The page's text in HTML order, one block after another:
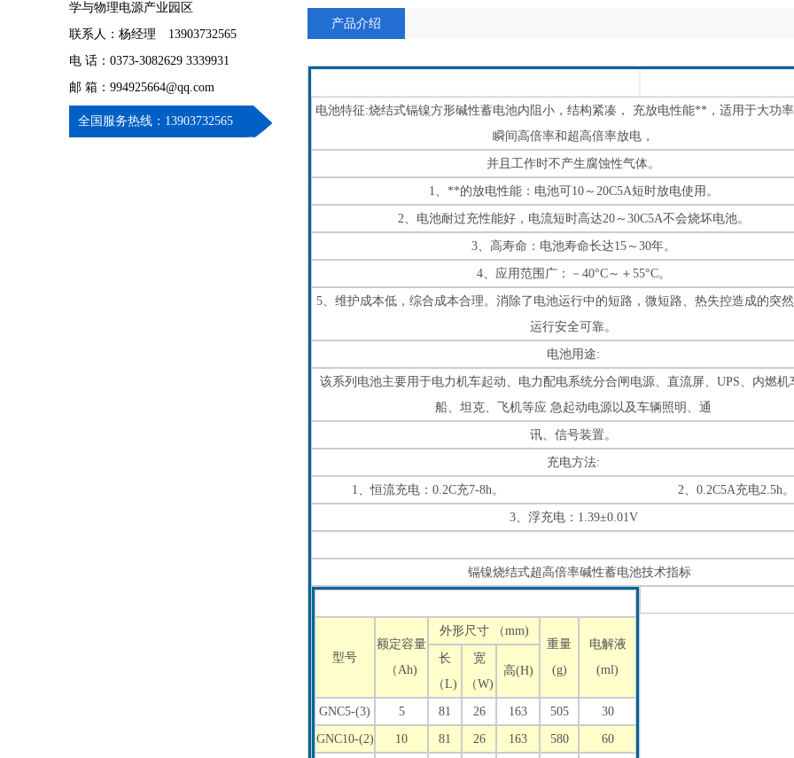
学与物理电源产业园区
联系人：杨经理 13903732565
电 话：0373-3082629 3339931
邮 箱：994925664@qq.com
全国服务热线：13903732565
产品介绍
电池特征:烧结式镉镍方形碱性蓄电池内阻小，结构紧凑， 充放电性能**，适用于大功率
瞬间高倍率和超高倍率放电，
并且工作时不产生腐蚀性气体。
1、**的放电性能：电池可10～20C5A短时放电使用。
2、电池耐过充性能好，电流短时高达20～30C5A不会烧坏电池。
3、高寿命：电池寿命长达15～30年。
4、应用范围广：－40°C～＋55°C。
5、维护成本低，综合成本合理。消除了电池运行中的短路，微短路、热失控造成的突然
运行安全可靠。
电池用途:
该系列电池主要用于电力机车起动、电力配电系统分合闸电源、直流屏、UPS、内燃机
船、坦克、飞机等应 急起动电源以及车辆照明、通
讯、信号装置。
充电方法:
1、恒流充电：0.2C充7-8h。 2、0.2C5A充电2.5h。
3、浮充电：1.39±0.01V
镉镍烧结式超高倍率碱性蓄电池技术指标
型号
额定容量
（Ah)
外形尺寸 （mm)
重量
(g)
电解液
(ml)
长
（L)
宽
（W)
高(H)
GNC5-(3) 5 81 26 163 505 30
GNC10-(2) 10 81 26 163 580 60